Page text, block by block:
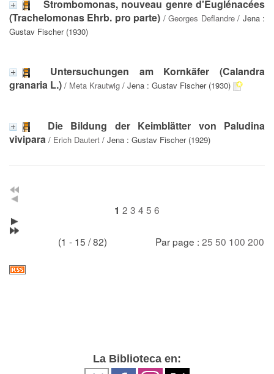
Strombomonas, nouveau genre d'Euglénacées
(Trachelomonas Ehrb. pro parte) /Georges Deflandre/ Jena :
Gustav Fischer (1930)
Untersuchungen am Kornkäfer (Calandra
granaria L.) / Meta Krautwig / Jena : Gustav Fischer (1930)
Die Bildung der Keimblätter von Paludina
vivipara / Erich Dautert / Jena : Gustav Fischer (1929)
1 2 3 4 5 6
(1 - 15 / 82) Par page : 25 50 100 200
La Biblioteca en: